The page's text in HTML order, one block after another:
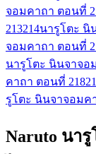
จอมคาถา ตอนที่
213214นารูโตะ นิ
จอมคาถา ตอนที่
นารูโตะ นินจาจอ
คาถา ตอนที่ 218
รูโตะ นินจาจอมค
Naruto นา